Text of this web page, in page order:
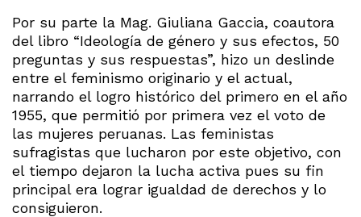
Por su parte la Mag. Giuliana Gaccia, coautora
del libro “Ideología de género y sus efectos, 50
preguntas y sus respuestas”, hizo un deslinde
entre el feminismo originario y el actual,
narrando el logro histórico del primero en el año
1955, que permitió por primera vez el voto de
las mujeres peruanas. Las feministas
sufragistas que lucharon por este objetivo, con
el tiempo dejaron la lucha activa pues su fin
principal era lograr igualdad de derechos y lo
consiguieron.